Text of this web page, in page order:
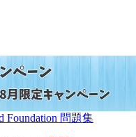
Foundation 問題集